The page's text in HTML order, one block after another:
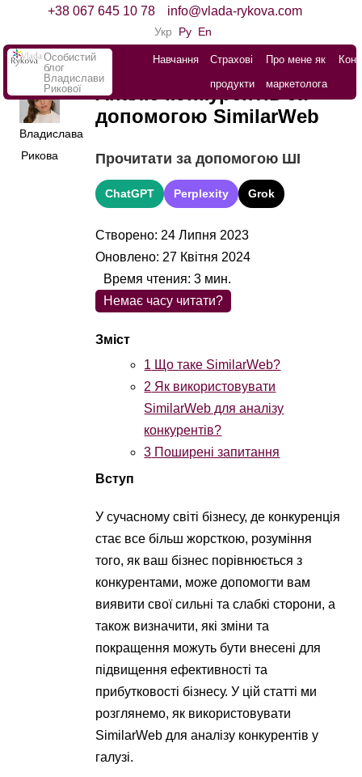
+38 067 645 10 78 info@vlada-rykova.com
Укр Ру En
Особистий
блог
Владислави
Рикової
Навчання
Страхові
продукти
Про мене як
маркетолога
Владислава
Рикова
Аналіз конкурентів за
допомогою SimilarWeb
Прочитати за допомогою ШІ
ChatGPT Perplexity Grok
Створено: 24 Липня 2023
Оновлено: 27 Квітня 2024
Немає часу читати?
1 Що таке SimilarWeb?
2 Як використовувати
SimilarWeb для аналізу
конкурентів?
3 Поширені запитання
Время чтения:3 мин.
Вступ
У сучасному світі бізнесу, де конкуренція
стає все більш жорсткою, розуміння
того, як ваш бізнес порівнюється з
конкурентами, може допомогти вам
виявити свої сильні та слабкі сторони, а
також визначити, які зміни та
покращення можуть бути внесені для
підвищення ефективності та
прибутковості бізнесу. У цій статті ми
розглянемо, як використовувати
SimilarWeb для аналізу конкурентів у
галузі.